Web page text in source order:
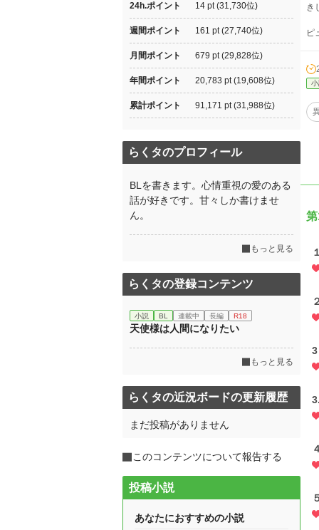
き
ピ
24h.ポイント 14 pt (31,730位)
週間ポイント 161 pt (27,740位)
月間ポイント 679 pt (29,828位)
年間ポイント 20,783 pt (19,608位)
累計ポイント 91,171 pt (31,988位)
らくタのプロフィール
BLを書きます。心情重視の愛のある
話が好きです。甘々しか書けませ
ん。
もっと見る
らくタの登録コンテンツ
小説 BL 連載中 長編 R18
天使様は人間になりたい
もっと見る
らくタの近況ボードの更新履歴
まだ投稿がありません
このコンテンツについて報告する
投稿小説
あなたにおすすめの小説